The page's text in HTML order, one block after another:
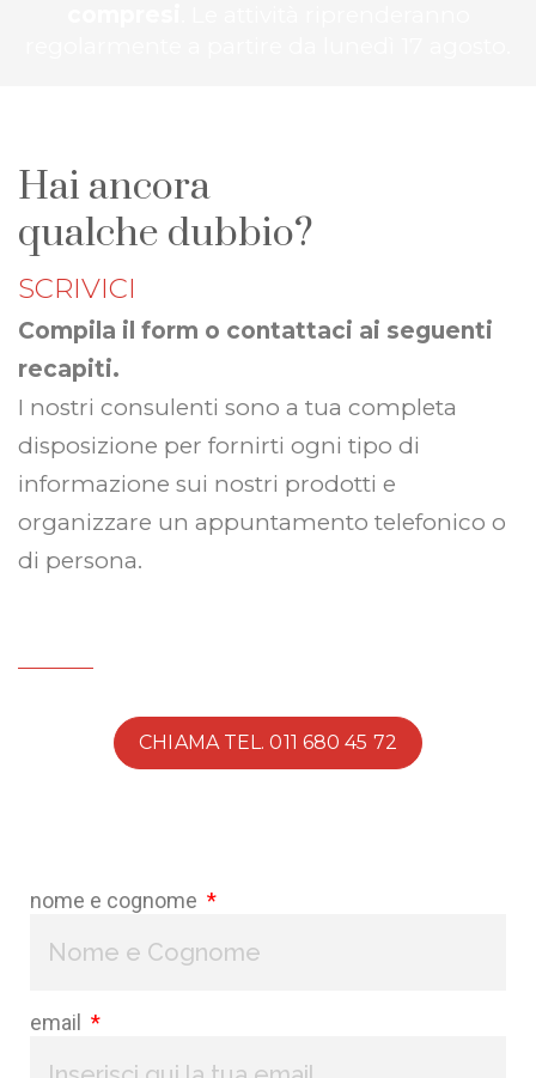
Hai ancora
qualche dubbio?
SCRIVICI
Compila il form o contattaci ai seguenti
recapiti.
I nostri consulenti sono a tua completa
disposizione per fornirti ogni tipo di
informazione sui nostri prodotti e
organizzare un appuntamento telefonico o
di persona.
CHIAMA TEL. 011 680 45 72
nome e cognome
email